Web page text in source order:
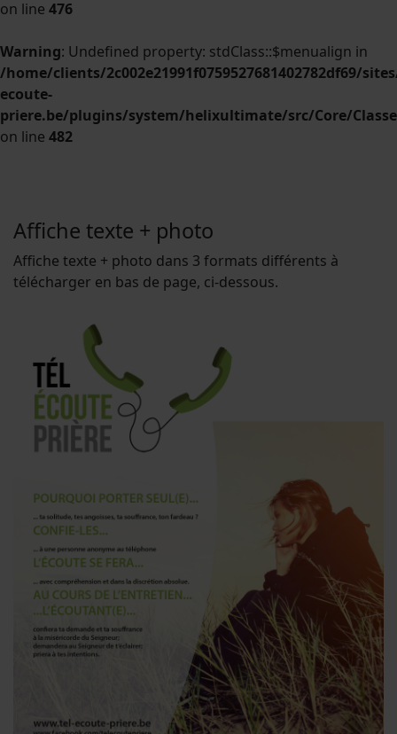
on line 476
Warning: Undefined property: stdClass::$menualign in
/home/clients/2c002e21991f0759527681402782df69/
ecoute-
priere.be/plugins/system/helixultimate/src/Core/
on line 482
Affiche texte + photo
Affiche texte + photo dans 3 formats différents à
télécharger en bas de page, ci-dessous.